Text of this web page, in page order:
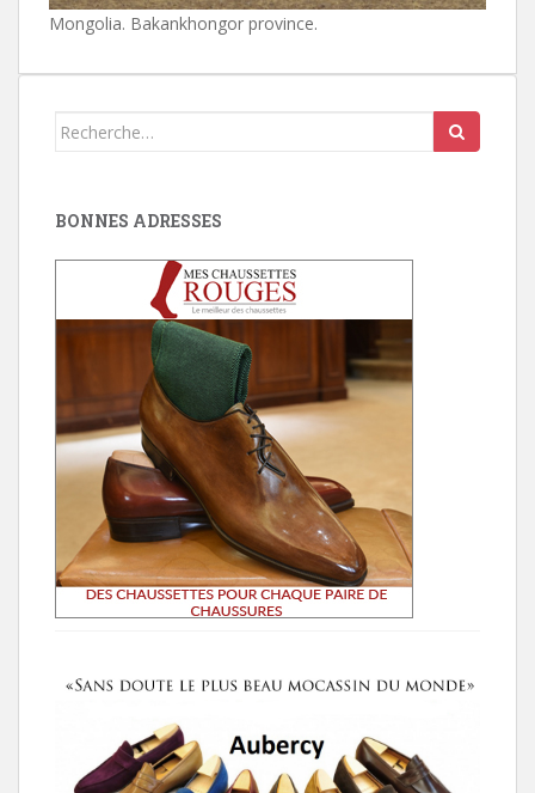
Mongolia. Bakankhongor province.
Search
BONNES ADRESSES